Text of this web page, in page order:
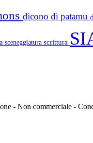
dicono di patamu
sceneggiatura scrittura
- Non commerciale -